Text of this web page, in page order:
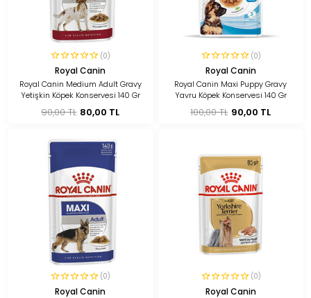
(0)
Royal Canin
Royal Canin Medium Adult Gravy
Yetişkin Köpek Konservesi 140 Gr
90,00 TL 80,00 TL
(0)
Royal Canin
Royal Canin Maxi Puppy Gravy
Yavru Köpek Konservesi 140 Gr
100,00 TL 90,00 TL
(0)
Royal Canin
(0)
Royal Canin